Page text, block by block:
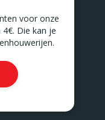
voor onze
Die kan je